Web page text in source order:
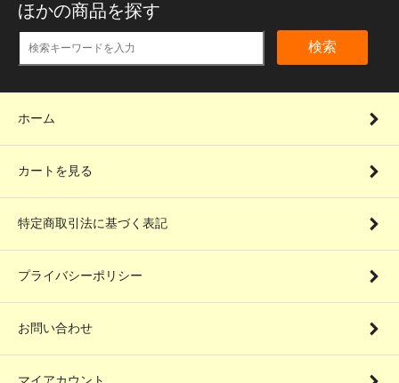
ほかの商品を探す
検索
ホーム
カートを見る
特定商取引法に基づく表記
プライバシーポリシー
お問い合わせ